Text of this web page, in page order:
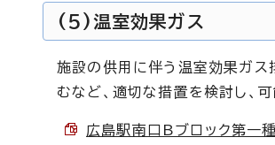
(5)温室効果ガス
施設の供用に伴う温室効果ガス
むなど、適切な措置を検討し、
広島駅南口Bブロック第一